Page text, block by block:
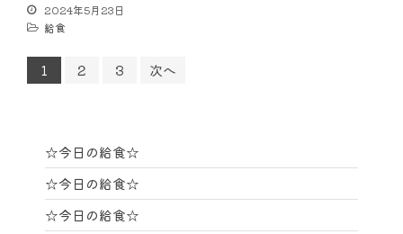
2024年5月23日
給食
1 2 3 次へ
☆今日の給食☆
☆今日の給食☆
☆今日の給食☆